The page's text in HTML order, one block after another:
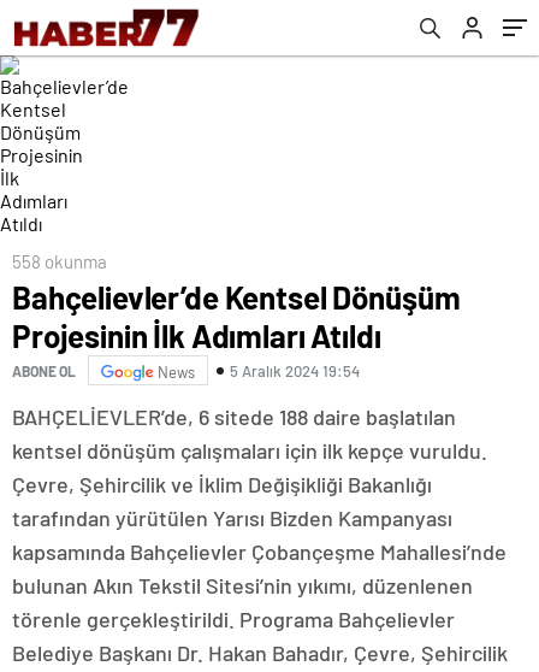
558 okunma
Bahçelievler’de Kentsel Dönüşüm
Projesinin İlk Adımları Atıldı
ABONE OL News 5 Aralık 2024 19:54
BAHÇELİEVLER’de, 6 sitede 188 daire başlatılan
kentsel dönüşüm çalışmaları için ilk kepçe vuruldu.
Çevre, Şehircilik ve İklim Değişikliği Bakanlığı
tarafından yürütülen Yarısı Bizden Kampanyası
kapsamında Bahçelievler Çobançeşme Mahallesi’nde
bulunan Akın Tekstil Sitesi’nin yıkımı, düzenlenen
törenle gerçekleştirildi. Programa Bahçelievler
Belediye Başkanı Dr. Hakan Bahadır, Çevre, Şehircilik